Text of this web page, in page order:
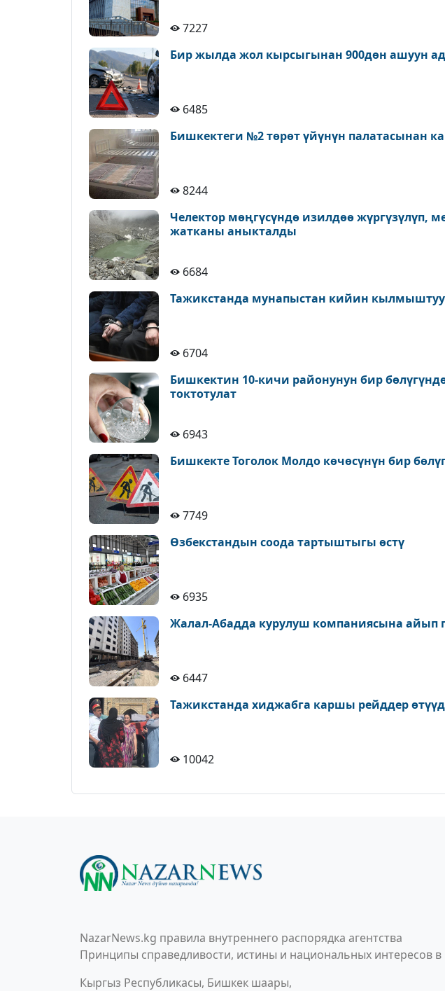
7227
Бир жылда жол кырсыгынан 900дөн ашуун
6485
Бишкектеги №2 төрөт үйүнүн палатасынан
8244
Челектор мөңгүсүндө изилдөө жүргүзүлүп,
жатканы аныкталды
6684
Тажикстанда мунапыстан кийин
6704
Бишкектин 10-кичи районунун бир
токтотулат
6943
Бишкекте Тоголок Молдо көчөсүнүн бир
7749
Өзбекстандын соода тартыштыгы өстү
6935
Жалал-Абадда курулуш компаниясына айып
6447
Тажикстанда хиджабга каршы рейддер
10042
NazarNews.kg правила внутреннего распорядка агентства
Принципы справедливости, истины и национальных интересов в
Кыргыз Республикасы, Бишкек шаары,